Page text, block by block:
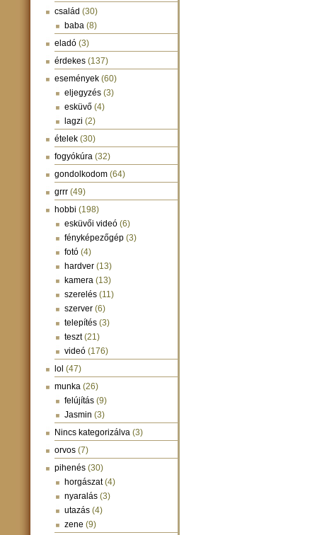
család (30)
baba (8)
eladó (3)
érdekes (137)
események (60)
eljegyzés (3)
esküvő (4)
lagzi (2)
ételek (30)
fogyókúra (32)
gondolkodom (64)
grrr (49)
hobbi (198)
esküvői videó (6)
fényképezőgép (3)
fotó (4)
hardver (13)
kamera (13)
szerelés (11)
szerver (6)
telepítés (3)
teszt(21)
videó (176)
lol (47)
munka (26)
felújítás (9)
Jasmin (3)
Nincs kategorizálva (3)
orvos (7)
pihenés (30)
horgászat(4)
nyaralás (3)
utazás (4)
zene (9)